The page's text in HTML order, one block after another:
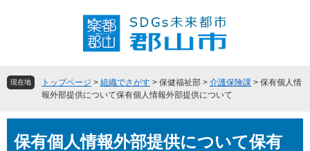
頭
飛現在地 トップページ > 組織でさがす > 保健福祉部 > 介護保険課 > 保有個人情
報外部提供について保有個人情報外部提供について
文保有個人情報外部提供について保有